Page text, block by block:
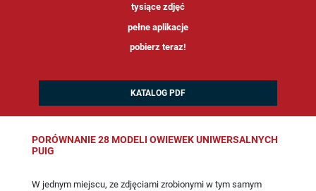
tysiące zdjęć
pełne aplikacje
pobierz teraz!
KATALOG PDF
PORÓWNANIE 28 MODELI OWIEWEK UNIWERSALNYCH
PUIG
W jednym miejscu, ze zdjęciami zrobionymi w tym samym